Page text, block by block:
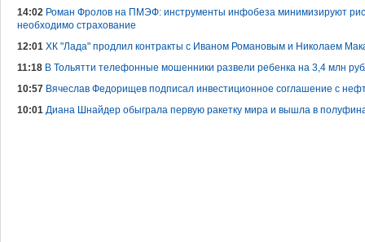
14:02 Роман Фролов на ПМЭФ: инструменты инфобеза минимизируют
необходимо страхование
12:01 ХК "Лада" продлил контракты с Иваном Романовым и Николаем
11:18 В Тольятти телефонные мошенники развели ребенка на 3,4 млн
10:57 Вячеслав Федорищев подписал инвестиционное соглашение с
10:01 Диана Шнайдер обыграла первую ракетку мира и вышла в